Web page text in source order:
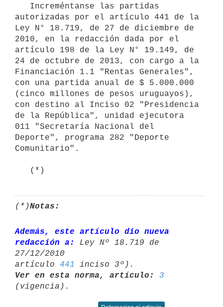
autorizadas por el artículo 441 de la
Ley N° 18.719, de 27 de diciembre de
2010, en la redacción dada por el
artículo 198 de la Ley N° 19.149, de
24 de octubre de 2013, con cargo a la
Financiación 1.1 "Rentas Generales",
con una partida anual de $ 5.000.000
(cinco millones de pesos uruguayos),
con destino al Inciso 02 "Presidencia
de la República", unidad ejecutora
011 "Secretaría Nacional del
Deporte", programa 282 "Deporte
Comunitario".
   (*)
(*)Notas:
Además, este artículo dio nueva
redacción a:
Ley Nº 18.719 de
27/12/2010
artículo 441
Ver en esta norma, artículo:
3